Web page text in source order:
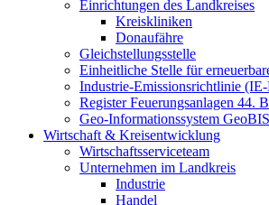
Einrichtungen des Landkreises
Kreiskliniken
Donaufähre
Gleichstellungsstelle
Einheitliche Stelle für
Industrie-Emissionsrichtlinie
Register Feuerungsanlagen 44.
Geo-Informationssystem GeoBIS
Wirtschaft & Kreisentwicklung
Wirtschaftsserviceteam
Unternehmen im Landkreis
Industrie
Handel